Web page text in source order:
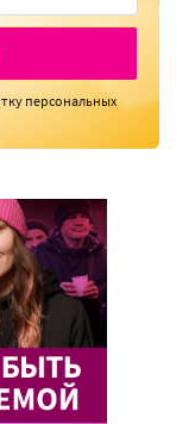
персональных